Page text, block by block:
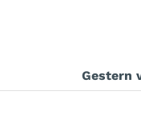
Gestern